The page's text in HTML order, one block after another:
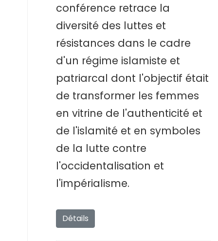
conférence retrace la
diversité des luttes et
résistances dans le cadre
d'un régime islamiste et
patriarcal dont l'objectif était
de transformer les femmes
en vitrine de l'authenticité et
de l'islamité et en symboles
de la lutte contre
l'occidentalisation et
l'impérialisme.
Détails